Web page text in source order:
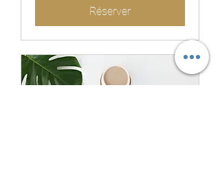
Réserver